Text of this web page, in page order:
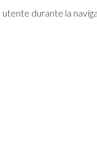
durante la